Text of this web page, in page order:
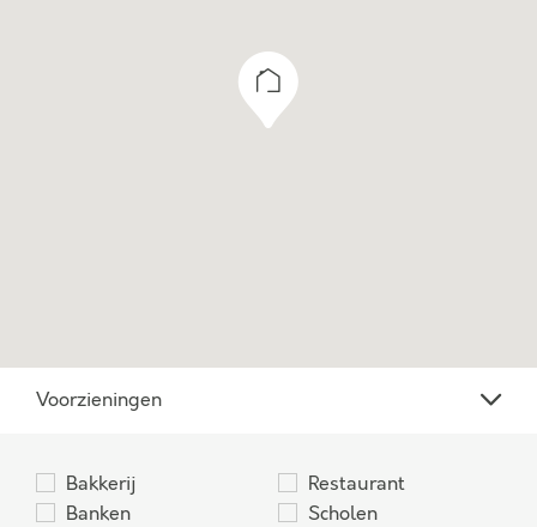
Voorzieningen
Bakkerij
Banken
Restaurant
Scholen